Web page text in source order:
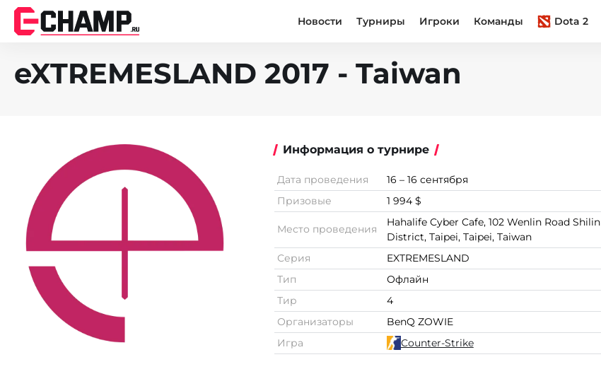
Новости Турниры Игроки Команды Dota 2
eXTREMESLAND 2017 - Taiwan
Информация о турнире
Дата проведения
16 – 16 сентября
Призовые
1 994 $
Место проведения
Hahalife Cyber Cafe, 102 Wenlin Road Shilin
District, Taipei, Taipei, Taiwan
Серия
EXTREMESLAND
Тип
Офлайн
Тир
4
Организаторы
BenQ ZOWIE
Игра
Counter-Strike